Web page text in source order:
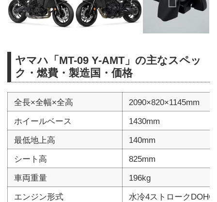
ヤマハ「MT-09 Y-AMT」の主なスペッ
ク・燃費・製造国・価格
全長×全幅×全高
2090×820×1145mm
ホイールベース
1430mm
最低地上高
140mm
シート高
825mm
車両重量
196kg
エンジン形式
水冷4ストローク